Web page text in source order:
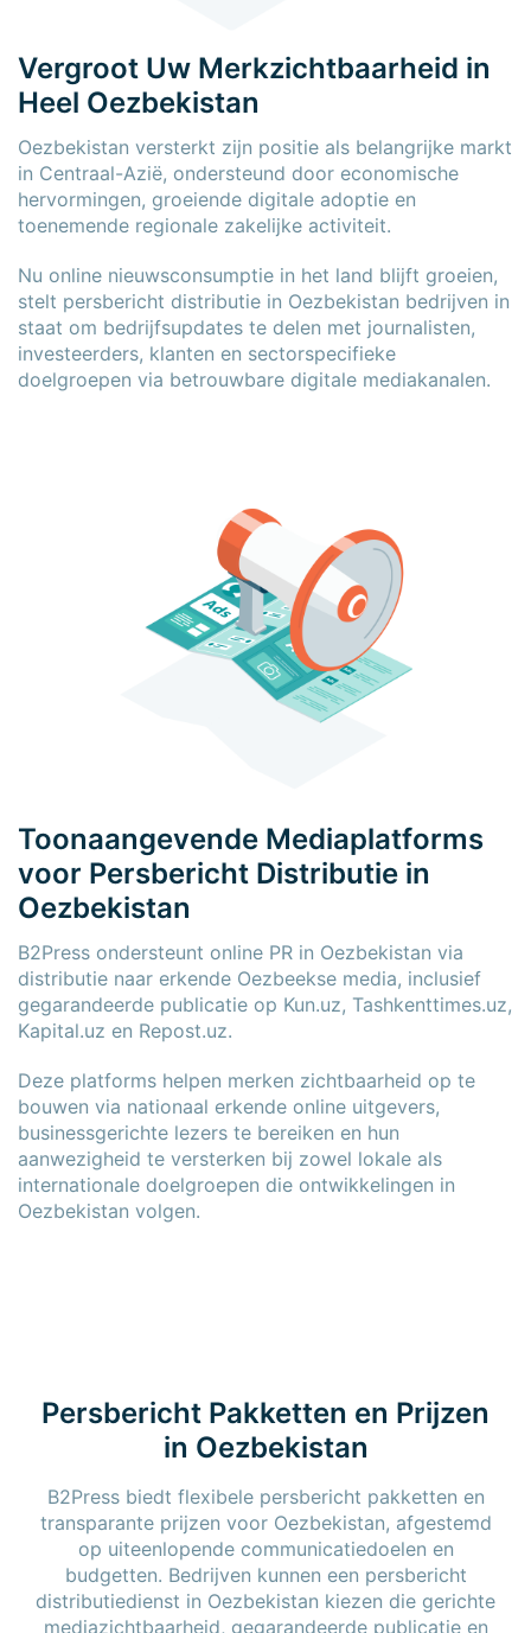
Vergroot Uw Merkzichtbaarheid in
Heel Oezbekistan
Oezbekistan versterkt zijn positie als belangrijke markt
in Centraal-Azië, ondersteund door economische
hervormingen, groeiende digitale adoptie en
toenemende regionale zakelijke activiteit.
Nu online nieuwsconsumptie in het land blijft groeien,
stelt persbericht distributie in Oezbekistan bedrijven in
staat om bedrijfsupdates te delen met journalisten,
investeerders, klanten en sectorspecifieke
doelgroepen via betrouwbare digitale mediakanalen.
Toonaangevende Mediaplatforms
voor Persbericht Distributie in
Oezbekistan
B2Press ondersteunt online PR in Oezbekistan via
distributie naar erkende Oezbeekse media, inclusief
gegarandeerde publicatie op Kun.uz, Tashkenttimes.uz,
Kapital.uz en Repost.uz.
Deze platforms helpen merken zichtbaarheid op te
bouwen via nationaal erkende online uitgevers,
businessgerichte lezers te bereiken en hun
aanwezigheid te versterken bij zowel lokale als
internationale doelgroepen die ontwikkelingen in
Oezbekistan volgen.
Persbericht Pakketten en Prijzen
in Oezbekistan
B2Press biedt flexibele persbericht pakketten en
transparante prijzen voor Oezbekistan, afgestemd
op uiteenlopende communicatiedoelen en
budgetten. Bedrijven kunnen een persbericht
distributiedienst in Oezbekistan kiezen die gerichte
mediazichtbaarheid, gegarandeerde publicatie en